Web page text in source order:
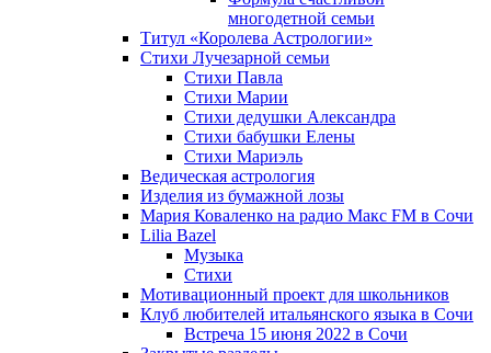
многодетной семьи
Титул «Королева Астрологии»
Стихи Лучезарной семьи
Стихи Павла
Стихи Марии
Стихи дедушки Александра
Стихи бабушки Елены
Стихи Мариэль
Ведическая астрология
Изделия из бумажной лозы
Мария Коваленко на радио Maкс FM в Сочи
Lilia Bazel
Музыка
Cтихи
Мотивационный проект для школьников
Клуб любителей итальянского языка в Сочи
Встреча 15 июня 2022 в Сочи